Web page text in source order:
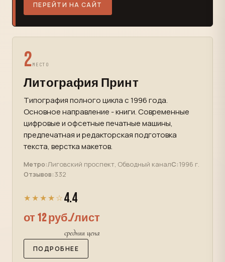
ПЕРЕЙТИ НА САЙТ
2МЕСТО
Литография Принт
Типография полного цикла с 1996 года.
Основное направление - книги. Современные
цифровые и офсетные печатные машины,
предпечатная и редакторская подготовка
текста, верстка макетов.
Метро:Лиговский проспект, Обводный каналС:1996 г.
Отзывов:332
★★★★☆ 4.4
от 12 руб./лист
средняя цена
ПОДРОБНЕЕ